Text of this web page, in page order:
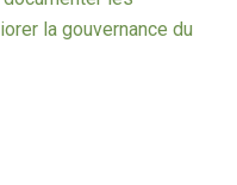
la gouvernance du